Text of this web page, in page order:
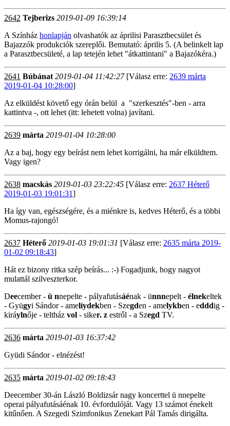
2642 Tejberizs 2019-01-09 16:39:14
A Színház honlapján olvashatók az áprilisi Parasztbecsület és
Bajazzók produkciók szereplői. Bemutató: április 5. (A belinkelt lap
a Parasztbecsületé, a lap tetején lehet "átkattintani" a Bajazókéra.)
2641 Búbánat 2019-01-04 11:42:27[Válasz erre: 2639 márta
2019-01-04 10:28:00]
Az elküldést követő egy órán belül a "szerkesztés"-ben - arra
kattintva -, ott lehet (itt: lehetett volna) javítani.
2639 márta 2019-01-04 10:28:00
Az a baj, hogy egy beírást nem lehet korrigálni, ha már elküldtem.
Vagy igen?
2638 macskás 2019-01-03 23:22:45 [Válasz erre: 2637 Héterő
2019-01-03 19:01:31]
Ha így van, egészségére, és a miénkre is, kedves Héterő, és a többi
Momus-rajongó!
2637 Héterő 2019-01-03 19:01:31 [Válasz erre: 2635 márta 2019-
01-02 09:18:43]
Hát ez bizony ritka szép beírás... :-) Fogadjunk, hogy nagyot
mulattál szilveszterkor.
Deecember - ü nnepelte - pályafutásáénak - ünnnepelt - élnekeltek
- Gyügyi Sándor - amelíydekben - Szegden - amelykben - edddig -
kiráylnője - teltház vol - siker. z estről - a Szegd TV.
2636 márta 2019-01-03 16:37:42
Gyüdi Sándor - elnézést!
2635 márta 2019-01-02 09:18:43
Deecember 30-án László Boldizsár nagy koncerttel ü nnepelte
operai pályafutásáénak 10. évfordulóját. Vagy 13 számot énekelt
kitűnően. A Szegedi Szimfonikus Zenekart Pál Tamás dirigálta.